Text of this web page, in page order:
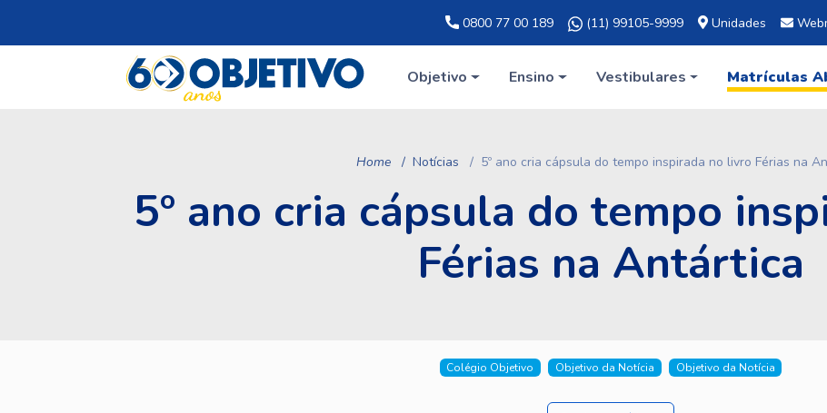
0800 77 00 189 (11) 99105-9999 Unidades
Objetivo Ensino Vestibulares Matrículas
Home Notícias 5º ano cria cápsula do tempo inspirada no livro Férias na
5º ano cria cápsula do tempo
Férias na Antártica
Colégio Objetivo Objetivo da Notícia Objetivo da Notícia